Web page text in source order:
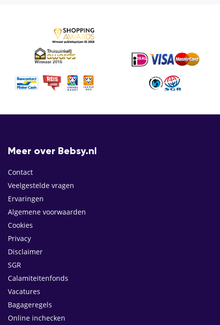
Meer over Bebsy.nl
Contact
Veelgestelde vragen
Ervaringen
Algemene voorwaarden
Cookies
Privacy
Disclaimer
SGR
Calamiteitenfonds
Vacatures
Bagageregels
Online inchecken